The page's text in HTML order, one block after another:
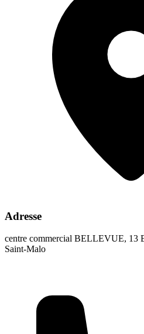
Adresse
centre commercial BELLEVUE, 13
Saint-Malo